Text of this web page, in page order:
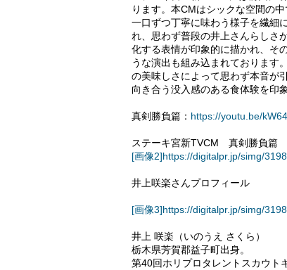
ります。本CMはシックな空間の
一口ずつ丁寧に味わう様子を繊細
れ、思わず普段の井上さんらしさ
化する表情が印象的に描かれ、そ
うな演出も組み込まれております
の美味しさによって思わず本音が
向き合う没入感のある食体験を印
真剣勝負篇： https://youtu.be/
ステーキ宮新TVCM 真剣勝負篇
[画像2]https://digitalpr.jp/simg/
井上咲楽さんプロフィール
[画像3]https://digitalpr.jp/simg/
井上 咲楽（いのうえ さくら）
栃木県芳賀郡益子町出身。
第40回ホリプロタレントスカウト